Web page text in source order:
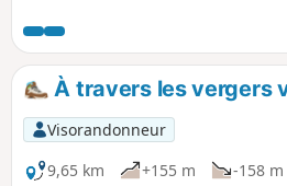
À travers les vergers
Visorandonneur
9,65 km
+155 m
-158 m